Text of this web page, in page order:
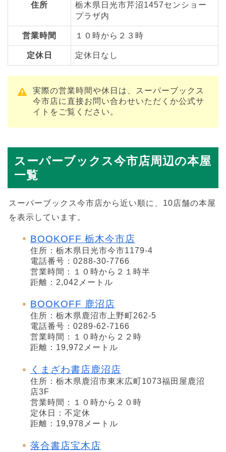
住所
栃木県日光市芹沼1457センショー
プラザ内
営業時間 １０時から２３時
定休日 定休日なし
実際の営業時間や休日は、スーパーブックス
今市店に直接お問い合わせいただくか公式サ
イトをご覧ください。
スーパーブックス今市店周辺の本屋
一覧
スーパーブックス今市店から近い順に、10店舗の本屋
を表示しています。
BOOKOFF 栃木今市店
住所：栃木県日光市今市1179-4
電話番号：0288-30-7766
営業時間：１０時から２１時半
距離：2,042メートル
BOOKOFF 鹿沼店
住所：栃木県鹿沼市上野町262-5
電話番号：0289-62-7166
営業時間：１０時から２２時
距離：19,972メートル
くまざわ書店鹿沼店
住所：栃木県鹿沼市東末広町1073福田屋鹿沼
店3F
営業時間：１０時から２０時
定休日：不定休
距離：19,978メートル
落合書店宝木店